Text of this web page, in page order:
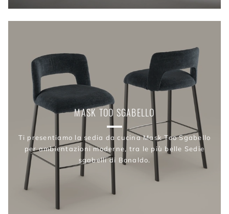
MASK TOO SGABELLO
Ti presentiamo la sedia da cucina Mask Too Sgabello
per ambientazioni moderne, tra le più belle Sedie
sgabelli di Bonaldo.